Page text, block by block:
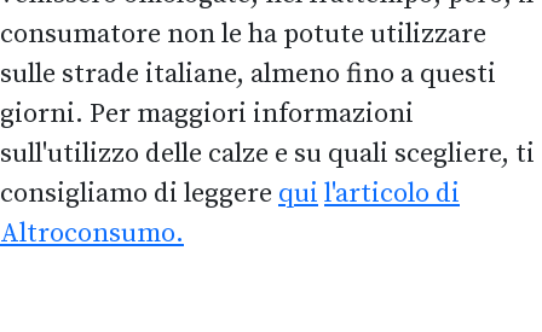
consumatore non le ha potute utilizzare
sulle strade italiane, almeno fino a questi
giorni. Per maggiori informazioni
sull'utilizzo delle calze e su quali scegliere, ti
consigliamo di leggere qui l'articolo di
Altroconsumo.